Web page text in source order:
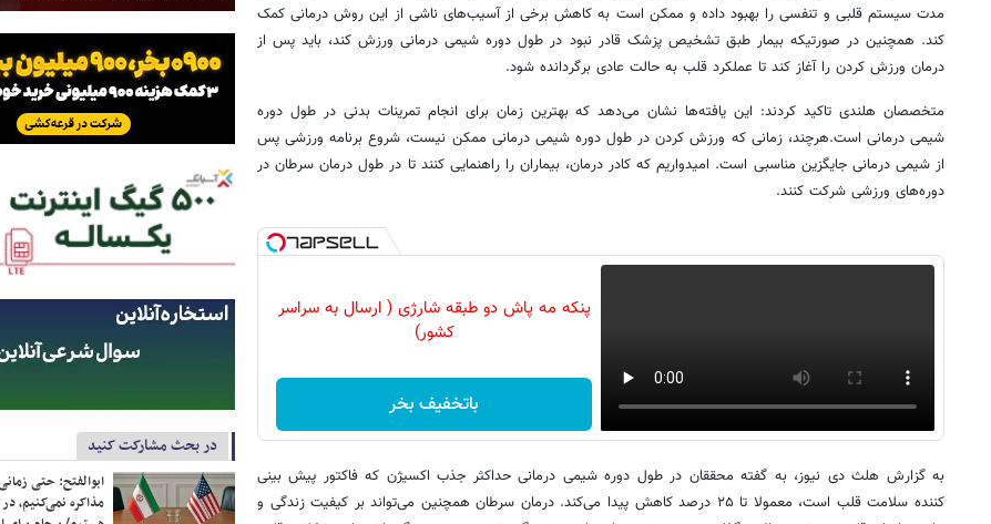
مدت سیستم قلبی و تنفسی را بهبود داده و ممکن است به کاهش برخی از آسیب‌های ناشی از این روش درمانی کمک
کند. همچنین در صورتیکه بیمار طبق تشخیص پزشک قادر نبود در طول دوره شیمی درمانی ورزش کند، باید پس از
درمان ورزش کردن را آغاز کند تا عملکرد قلب به حالت عادی برگردانده شود.
متخصصان هلندی تاکید کردند: این یافته‌ها نشان می‌دهد که بهترین زمان برای انجام تمرینات بدنی در طول دوره
شیمی درمانی است.هرچند، زمانی که ورزش کردن در طول دوره شیمی درمانی ممکن نیست، شروع برنامه ورزشی پس
از شیمی درمانی جایگزین مناسبی است. امیدواریم که کادر درمان، بیماران را راهنمایی کنند تا در طول درمان سرطان در
دوره‌های ورزشی شرکت کنند.
پنکه مه پاش دو طبقه شارژی ( ارسال به سراسر
کشور)
باتخفیف بخر
به گزارش هلث دی نیوز، به گفته محققان در طول دوره شیمی درمانی حداکثر جذب اکسیژن که فاکتور پیش بینی
کننده سلامت قلب است، معمولا تا ۲۵ درصد کاهش پیدا می‌کند. درمان سرطان همچنین می‌تواند بر کیفیت زندگی و
در بحث مشارکت کنید
ابوالفتح: حتی
مذاکره نمی‌کنیم،